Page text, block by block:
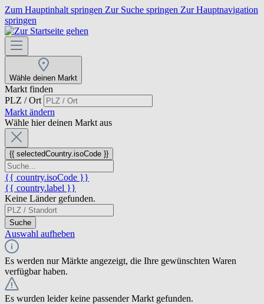
Zum Hauptinhalt springen Zur Suche springen Zur Hauptnavigation
springen
Wähle deinen Markt
Markt finden
PLZ / Ort
Markt ändern
Wähle hier deinen Markt aus
{{ selectedCountry.isoCode }}
{{ country.isoCode }}
{{ country.label }}
Keine Länder gefunden.
Suche
Auswahl aufheben
Es werden nur Märkte angezeigt, die Ihre gewünschten Waren
verfügbar haben.
Es wurden leider keine passender Markt gefunden.